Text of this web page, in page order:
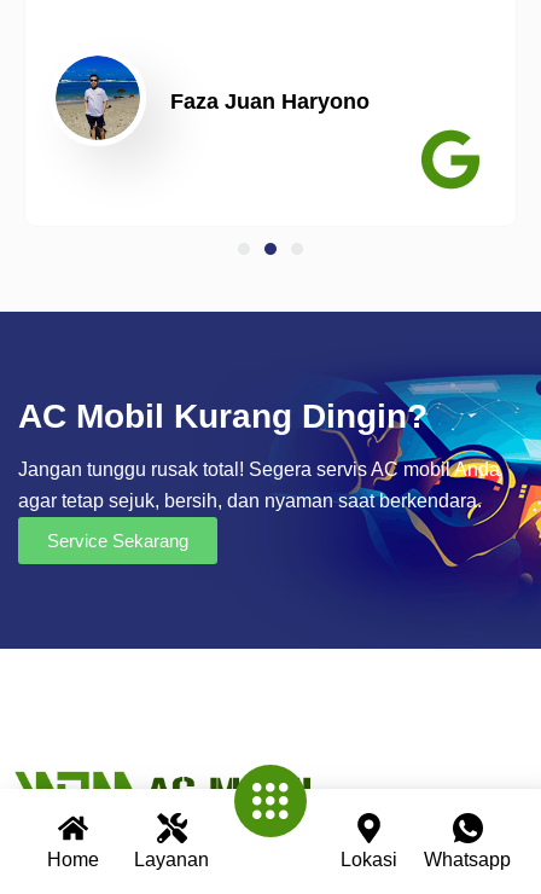
Home Layanan Lokasi Whatsapp
Faza Juan Haryono
AC Mobil Kurang Dingin?
Jangan tunggu rusak total! Segera servis AC mobil Anda
agar tetap sejuk, bersih, dan nyaman saat berkendara.
Service Sekarang